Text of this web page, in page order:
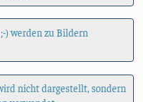
) werden zu Bildern
nicht dargestellt, sondern